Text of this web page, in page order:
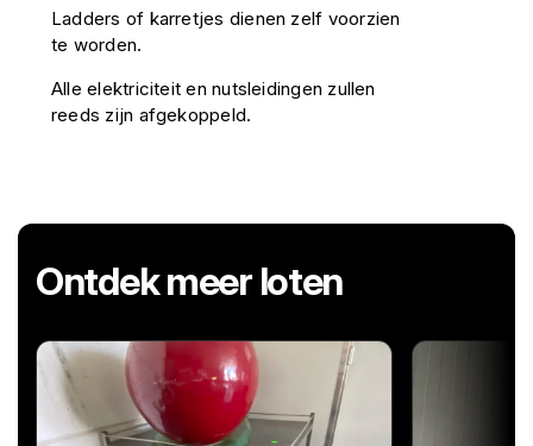
Ladders of karretjes dienen zelf voorzien
te worden.
Alle elektriciteit en nutsleidingen zullen
reeds zijn afgekoppeld.
Ontdek meer loten